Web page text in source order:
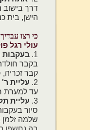
דרך בישוב
הישן, בית
כי רצו
עולי רגל
1. בעקבות
בקבר
קבר זכריה,
2. עליית
עד למערת
3. עליית
סיור
שלמה זלמן